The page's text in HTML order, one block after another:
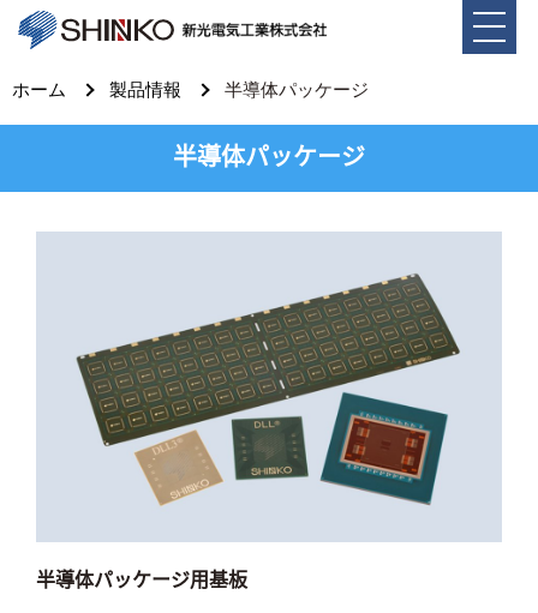
ホーム 製品情報 半導体パッケージ
半導体パッケージ
半導体パッケージ用基板